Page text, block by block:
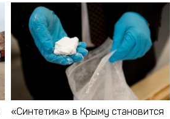
«Синтетика» в Крыму становится